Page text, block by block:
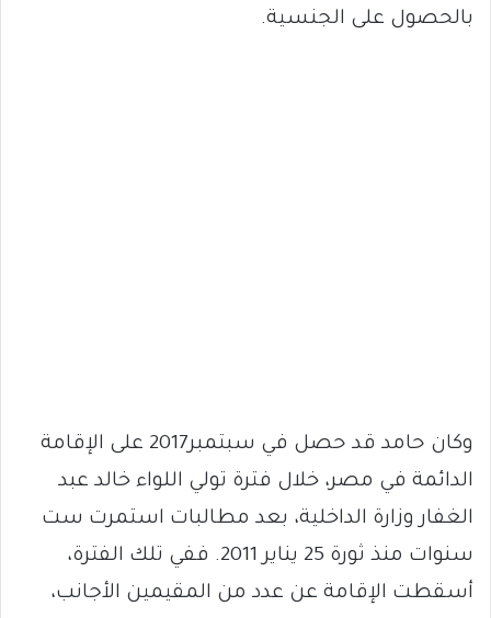
بالحصول على الجنسية.
وكان حامد قد حصل في سبتمبر2017 على الإقامة
الدائمة في مصر، خلال فترة تولي اللواء خالد عبد
الغفار وزارة الداخلية، بعد مطالبات استمرت ست
سنوات منذ ثورة 25 يناير 2011. ففي تلك الفترة،
أسقطت الإقامة عن عدد من المقيمين الأجانب،